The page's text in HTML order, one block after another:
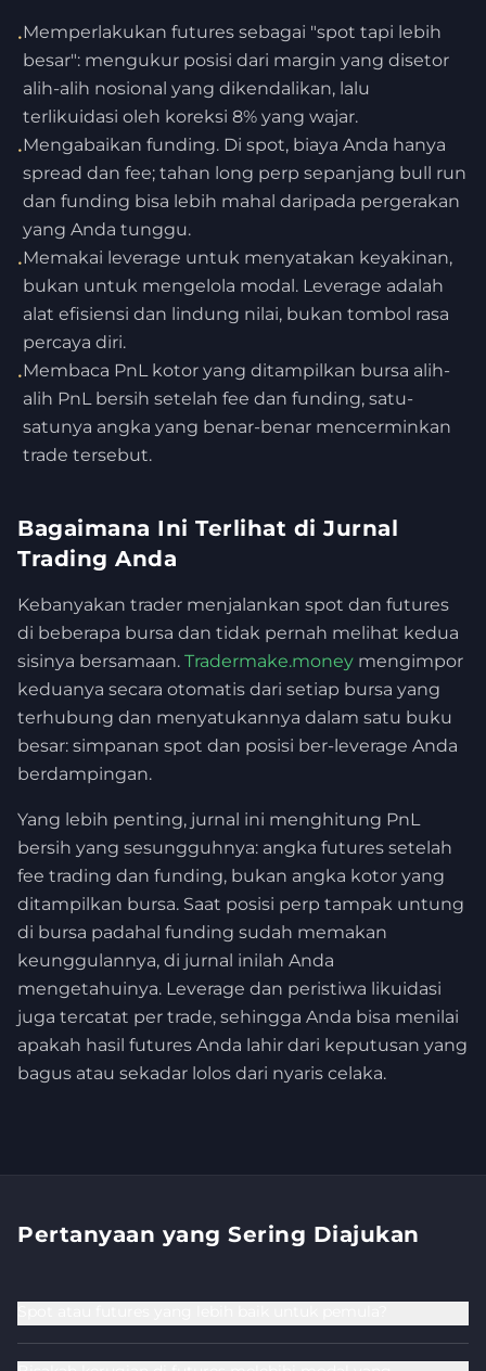
•Memperlakukan futures sebagai "spot tapi lebih
besar": mengukur posisi dari margin yang disetor
alih-alih nosional yang dikendalikan, lalu
terlikuidasi oleh koreksi 8% yang wajar.
•Mengabaikan funding. Di spot, biaya Anda hanya
spread dan fee; tahan long perp sepanjang bull run
dan funding bisa lebih mahal daripada pergerakan
yang Anda tunggu.
•Memakai leverage untuk menyatakan keyakinan,
bukan untuk mengelola modal. Leverage adalah
alat efisiensi dan lindung nilai, bukan tombol rasa
percaya diri.
•Membaca PnL kotor yang ditampilkan bursa alih-
alih PnL bersih setelah fee dan funding, satu-
satunya angka yang benar-benar mencerminkan
trade tersebut.
Bagaimana Ini Terlihat di Jurnal
Trading Anda
Kebanyakan trader menjalankan spot dan futures
di beberapa bursa dan tidak pernah melihat kedua
sisinya bersamaan. Tradermake.money mengimpor
keduanya secara otomatis dari setiap bursa yang
terhubung dan menyatukannya dalam satu buku
besar: simpanan spot dan posisi ber-leverage Anda
berdampingan.
Yang lebih penting, jurnal ini menghitung PnL
bersih yang sesungguhnya: angka futures setelah
fee trading dan funding, bukan angka kotor yang
ditampilkan bursa. Saat posisi perp tampak untung
di bursa padahal funding sudah memakan
keunggulannya, di jurnal inilah Anda
mengetahuinya. Leverage dan peristiwa likuidasi
juga tercatat per trade, sehingga Anda bisa menilai
apakah hasil futures Anda lahir dari keputusan yang
bagus atau sekadar lolos dari nyaris celaka.
Pertanyaan yang Sering Diajukan